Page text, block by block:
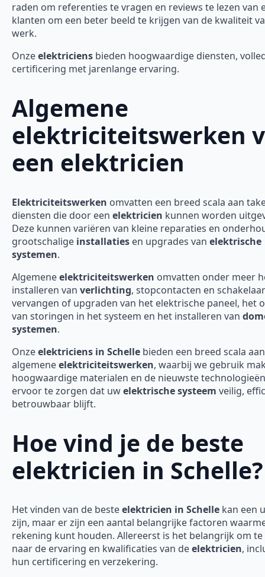
raden om referenties te vragen en reviews te lezen van
klanten om een beter beeld te krijgen van de kwaliteit
werk.
Onzeelektriciens bieden hoogwaardige diensten,
certificering met jarenlange ervaring.
Algemene
elektriciteitswerken
een elektricien
Elektriciteitswerken omvatten een breed scala aan
diensten die door een elektricien kunnen worden
Deze kunnen variëren van kleine reparaties en
grootschalige installaties en upgrades van elektrische
systemen.
Algemeneelektriciteitswerken omvatten onder meer
installeren van verlichting, stopcontacten en
vervangen of upgraden van het elektrische paneel, het
van storingen in het systeem en het installeren van
systemen.
Onzeelektriciens in Schelle bieden een breed scala aan
algemeneelektriciteitswerken, waarbij we gebruik
hoogwaardige materialen en de nieuwste
ervoor te zorgen dat uwelektrische systeem veilig,
betrouwbaar blijft.
Hoe vind je de beste
elektricien in Schelle?
Het vinden van de besteelektricien in Schelle kan een
zijn, maar er zijn een aantal belangrijke factoren
rekening kunt houden. Allereerst is het belangrijk om
naar de ervaring en kwalificaties van deelektricien,
hun certificering en verzekering.